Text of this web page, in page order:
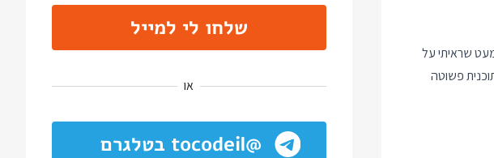
לכיוון של ריאקט. מהמעט שראיתי על
פשוטה
שלחו לי למייל
או
@tocodeil בטלגרם